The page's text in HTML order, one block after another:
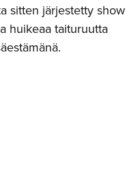
sitten järjestetty show
huikeaa taituruutta